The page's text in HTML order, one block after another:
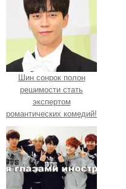
Шин сонрок полон
решимости стать
экспертом
романтических комедий!